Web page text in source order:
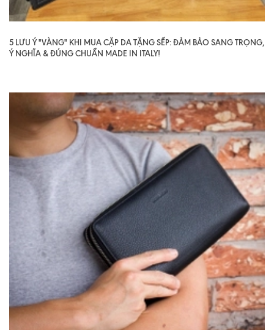
5 LƯU Ý "VÀNG" KHI MUA CẶP DA TẶNG SẾP: ĐẢM BẢO SANG TRỌNG,
Ý NGHĨA & ĐÚNG CHUẨN MADE IN ITALY!